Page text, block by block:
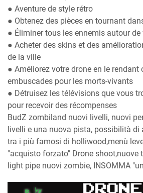
● Aventure de style rétro
● Obtenez des pièces en tournant
● Éliminer tous les ennemis autour de
● Acheter des skins et des
de la ville
● Améliorez votre drone en le rendant
embuscades pour les morts-vivants
● Détruisez les télévisions que vous
pour recevoir des récompenses
BudZ zombiland nuovi livelli, nuovi
livelli e una nuova pista, possibilità di
tra i più famosi di holliwood,menù
"acquisto forzato" Drone shoot,nuove
light pipe nuovi zombie, INSOMMA